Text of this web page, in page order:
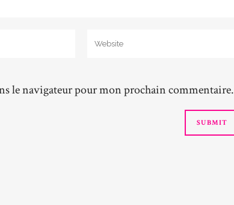
le navigateur pour mon prochain commentaire.